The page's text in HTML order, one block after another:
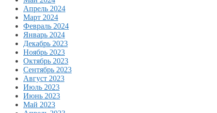
Апрель 2024
Март 2024
Февраль 2024
Январь 2024
Декабрь 2023
Ноябрь 2023
Октябрь 2023
Сентябрь 2023
Август 2023
Июль 2023
Июнь 2023
Май 2023